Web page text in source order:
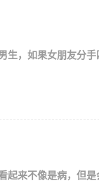
生，如果女朋友分手
起来不像是病，但是